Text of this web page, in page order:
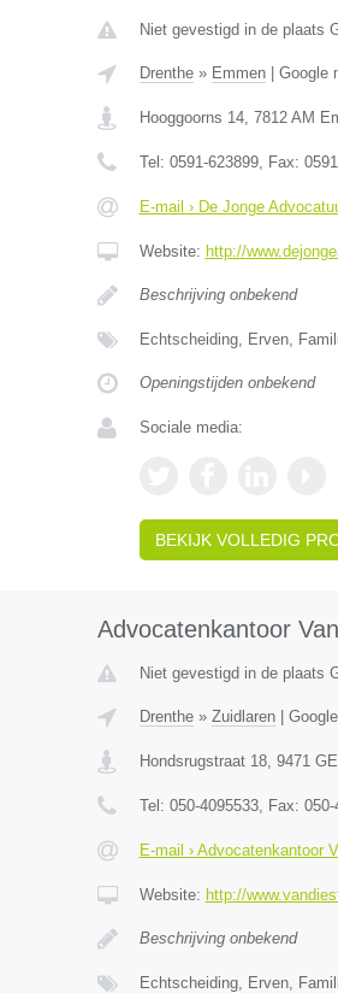
Niet gevestigd in de plaats
Drenthe» Emmen| Google
Hooggoorns 14, 7812 AM
Tel: 0591-623899, Fax:
E-mail › De Jonge
Website: http://
Beschrijving onbekend
Echtscheiding, Erven,
Openingstijden onbekend
Sociale media:
BEKIJK VOLLEDIG
Advocatenkantoor
Niet gevestigd in de plaats
Drenthe» Zuidlaren|
Hondsrugstraat 18, 9471 GE
Tel: 050-4095533, Fax: 050-
E-mail › Advocatenkantoor
Website: http://
Beschrijving onbekend
Echtscheiding, Erven,